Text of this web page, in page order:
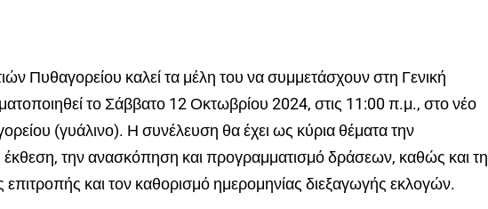
Πυθαγορείου καλεί τα μέλη του να συμμετάσχουν στη Γενική
το Σάββατο 12 Οκτωβρίου 2024, στις 11:00 π.μ., στο νέο
(γυάλινο). Η συνέλευση θα έχει ως κύρια θέματα την
έκθεση, την ανασκόπηση και προγραμματισμό δράσεων, καθώς και τη
και τον καθορισμό ημερομηνίας διεξαγωγής εκλογών.